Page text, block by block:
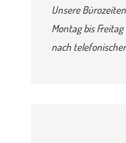
Unsere Bürozeiten
Montag bis
nach